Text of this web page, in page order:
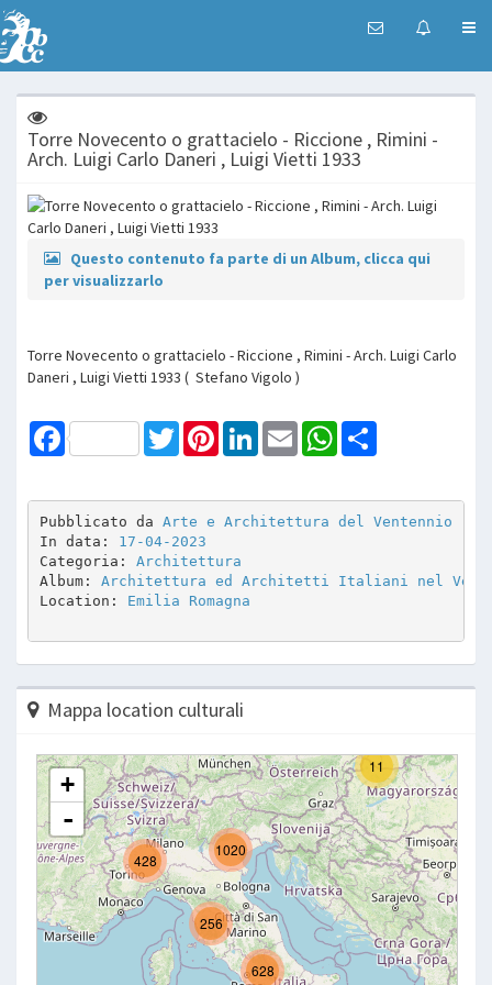
Torre Novecento o grattacielo - Riccione , Rimini -
Arch. Luigi Carlo Daneri , Luigi Vietti 1933
Questo contenuto fa parte di un Album, clicca qui
per visualizzarlo
Torre Novecento o grattacielo - Riccione , Rimini - Arch. Luigi Carlo
Daneri , Luigi Vietti 1933 ( Stefano Vigolo )
Facebook TwitterPinterestLinkedInEmail WhatsApp
Pubblicato da Arte e Architettura del Ventennio
In data: 17-04-2023
Categoria: Architettura
Album: Architettura ed Architetti Italiani nel
Location: Emilia Romagna
Mappa location culturali